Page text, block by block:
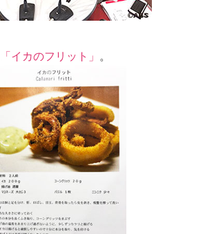
「イカのフリット」 。